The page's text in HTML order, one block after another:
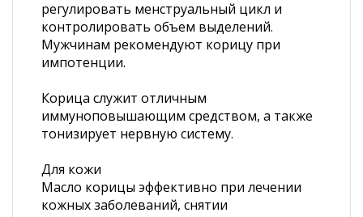
регулировать менструальный цикл и
контролировать объем выделений.
Мужчинам рекомендуют корицу при
импотенции.
Корица служит отличным
иммуноповышающим средством, а также
тонизирует нервную систему.
Для кожи
Масло корицы эффективно при лечении
кожных заболеваний, снятии